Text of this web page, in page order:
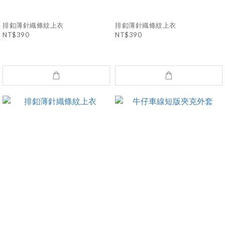
排釦薄針織條紋上衣
NT$390
排釦薄針織條紋上衣
NT$390